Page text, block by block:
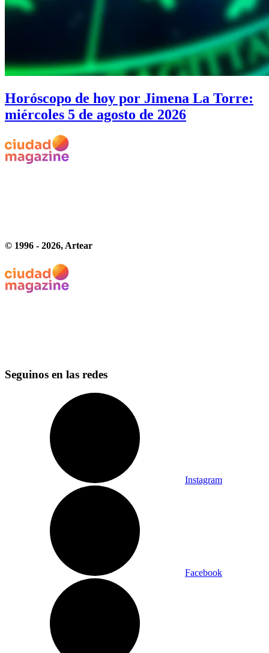
Horóscopo de hoy por Jimena La Torre:
miércoles 5 de agosto de 2026
© 1996 - 2026, Artear
Seguinos en las redes
Instagram
Facebook